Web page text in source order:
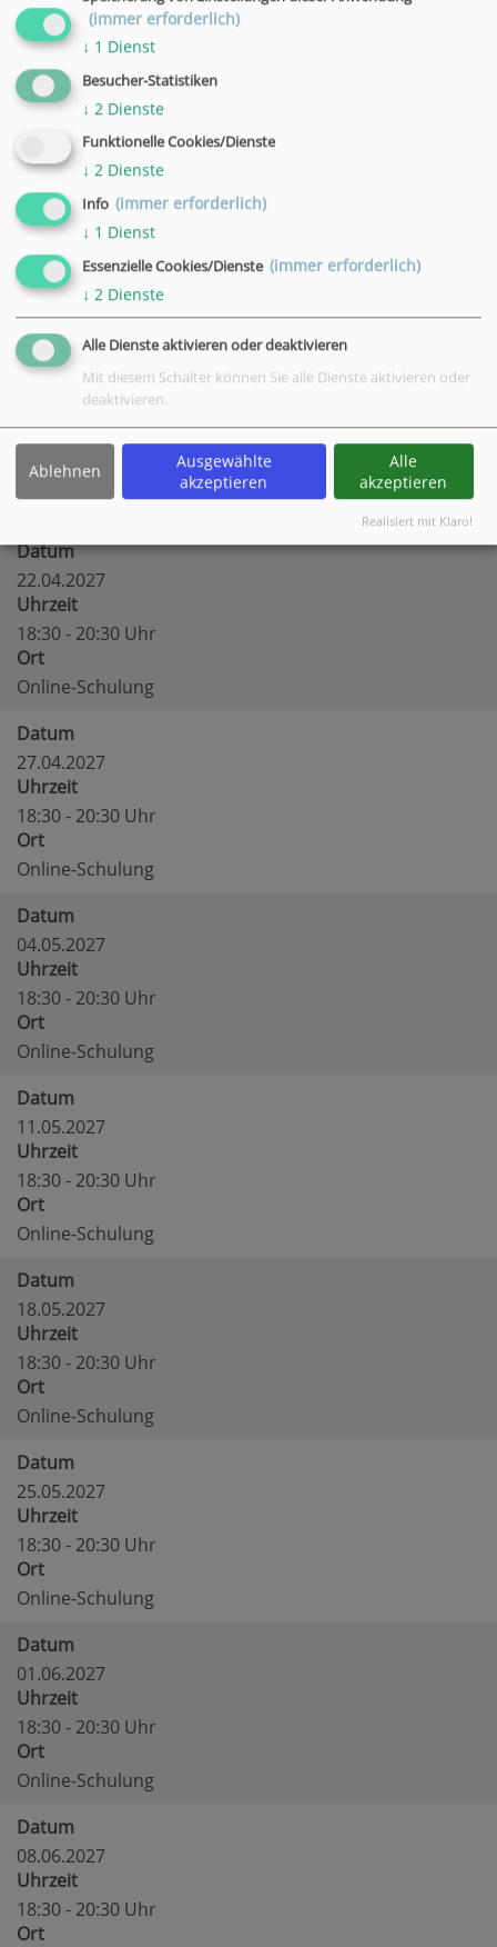
23.03.2027
18:30 - 20:30 Uhr
Ort
Online-Schulung
Datum
25.03.2027
Uhrzeit
18:30 - 20:30 Uhr
Ort
Online-Schulung
Datum
20.04.2027
Uhrzeit
18:30 - 20:30 Uhr
Ort
Online-Schulung
Datum
22.04.2027
Uhrzeit
18:30 - 20:30 Uhr
Ort
Online-Schulung
Datum
27.04.2027
Uhrzeit
18:30 - 20:30 Uhr
Ort
Online-Schulung
Datum
04.05.2027
Uhrzeit
18:30 - 20:30 Uhr
Ort
Online-Schulung
Datum
11.05.2027
Uhrzeit
18:30 - 20:30 Uhr
Ort
Online-Schulung
Datum
18.05.2027
Uhrzeit
18:30 - 20:30 Uhr
Ort
Online-Schulung
Datum
25.05.2027
Uhrzeit
18:30 - 20:30 Uhr
Ort
Online-Schulung
Datum
01.06.2027
Uhrzeit
18:30 - 20:30 Uhr
Ort
Online-Schulung
Datum
08.06.2027
Uhrzeit
18:30 - 20:30 Uhr
Ort
(immer erforderlich)
↓ 1 Dienst
Besucher-Statistiken
↓ 2 Dienste
Funktionelle Cookies/Dienste
↓ 2 Dienste
Info (immer erforderlich)
↓ 1 Dienst
Essenzielle Cookies/Dienste (immer erforderlich)
↓ 2 Dienste
Alle Dienste aktivieren oder deaktivieren
Mit diesem Schalter können Sie alle Dienste aktivieren oder
deaktivieren.
Ablehnen
Ausgewählte
akzeptieren
Alle
akzeptieren
Realisiert mit Klaro!